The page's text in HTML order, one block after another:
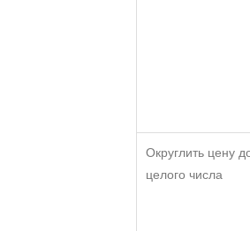
Округлить цену
целого числа